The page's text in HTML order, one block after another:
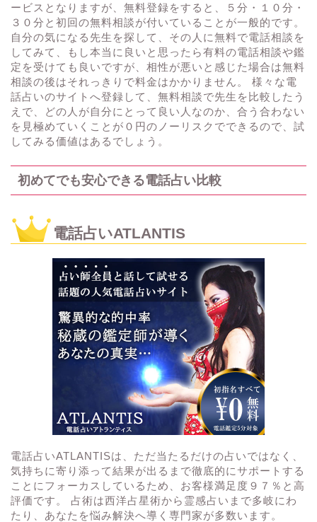
ービスとなりますが、無料登録をすると、５分・１０分・
３０分と初回の無料相談が付いていることが一般的です。
自分の気になる先生を探して、その人に無料で電話相談を
してみて、もし本当に良いと思ったら有料の電話相談や鑑
定を受けても良いですが、相性が悪いと感じた場合は無料
相談の後はそれっきりで料金はかかりません。 様々な電
話占いのサイトへ登録して、無料相談で先生を比較したう
えで、どの人が自分にとって良い人なのか、合う合わない
を見極めていくことが０円のノーリスクでできるので、試
してみる価値はあるでしょう。
初めてでも安心できる電話占い比較
電話占いATLANTIS
電話占いATLANTISは、ただ当たるだけの占いではなく、
気持ちに寄り添って結果が出るまで徹底的にサポートする
ことにフォーカスしているため、お客様満足度９７％と高
評価です。 占術は西洋占星術から霊感占いまで多岐にわ
たり、あなたを悩み解決へ導く専門家が多数います。